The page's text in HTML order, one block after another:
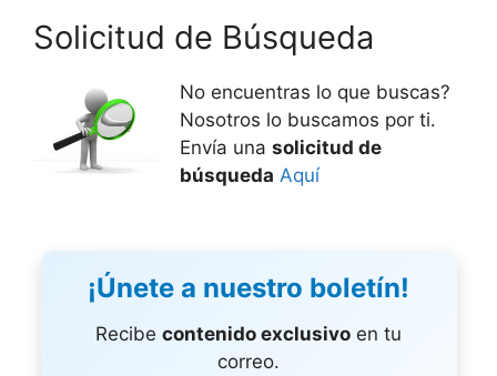
Solicitud de Búsqueda
No encuentras lo que buscas?
Nosotros lo buscamos por ti.
Envía una solicitud de
búsqueda Aquí
¡Únete a nuestro boletín!
Recibe contenido exclusivo en tu
correo.